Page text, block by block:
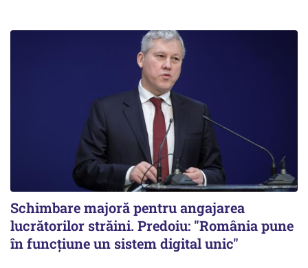
Schimbare majoră pentru angajarea
lucrătorilor străini. Predoiu: "România pune
în funcțiune un sistem digital unic"